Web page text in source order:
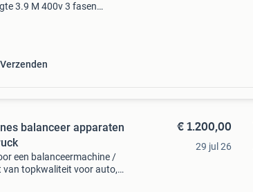
3.9 M 400v 3 fasen
balanceer apparaten
een balanceermachine /
van topkwaliteit voor auto,
€ 1.200,00
29 jul 26